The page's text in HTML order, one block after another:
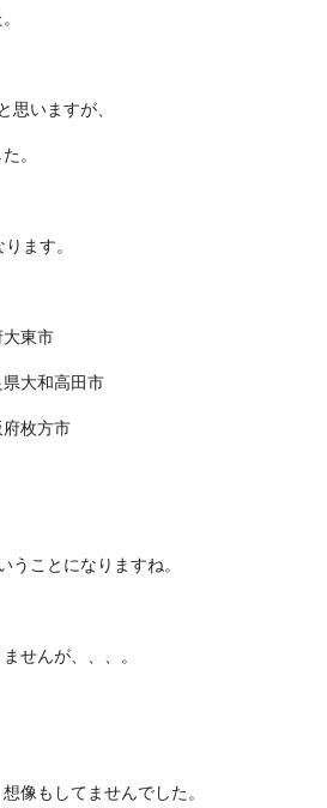
いますが、
。
ます。
東市
大和高田市
枚方市
ことになりますね。
せんが、、、。
像もしてませんでした。